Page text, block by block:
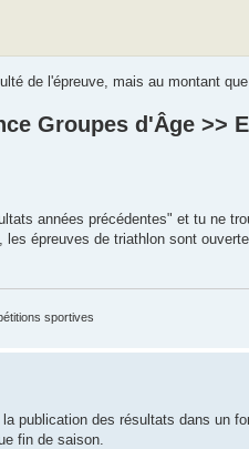
de l'épreuve, mais au montant
Groupes d'Âge >>
années précédentes" et tu ne
épreuves de triathlon sont
sportives
publication des résultats dans un
fin de saison.